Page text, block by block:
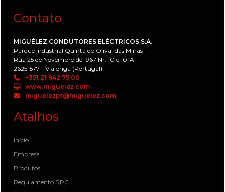
Contato
MIGUÉLEZ CONDUTORES ELÉCTRICOS S.A.
Parque Industrial Quinta do Olival das Minas
Rua 25 de Novembro de 1967 Nr. 10 e 10-A
2625-577 - Vialonga (Portugal)
+351 21 942 75 00
www.miguelez.com
miguelezpt@miguelez.com
Atalhos
Início
Empresa
Produtos
Regulamento RPC